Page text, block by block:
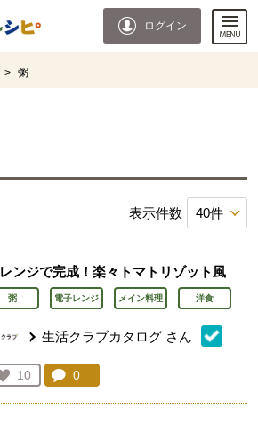
ログイン
> 粥
表示件数
レンジで完成！楽々トマトリゾット風
粥 電子レンジ メイン料理 洋食
生活クラブカタログ さん
お気に入り登録：
10
人が登録
コメント：
0